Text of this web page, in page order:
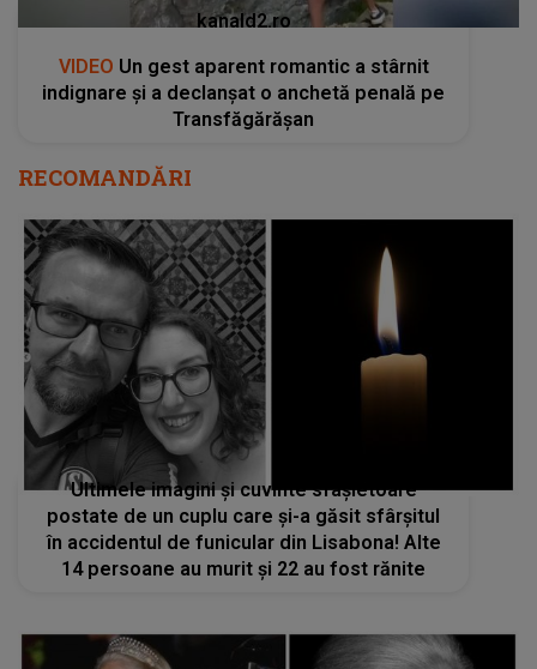
kanald2.ro
VIDEO Un gest aparent romantic a stârnit
indignare și a declanșat o anchetă penală pe
Transfăgărășan
RECOMANDĂRI
Ultimele imagini și cuvinte sfâșietoare
postate de un cuplu care și-a găsit sfârșitul
în accidentul de funicular din Lisabona! Alte
14 persoane au murit și 22 au fost rănite